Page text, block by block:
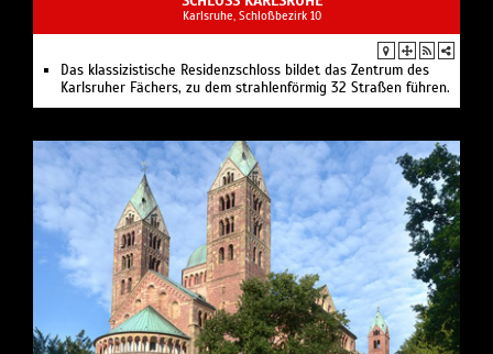
Karlsruhe, Schloßbezirk 10
Das klassizistische Residenzschloss bildet das Zentrum des
Karlsruher Fächers, zu dem strahlenförmig 32 Straßen führen.